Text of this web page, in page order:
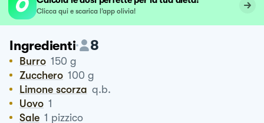
Clicca qui e scarica l’app olivia!
Ingredienti 8
Burro 150 g
Zucchero 100 g
Limone scorza q.b.
Uovo 1
Sale 1 pizzico